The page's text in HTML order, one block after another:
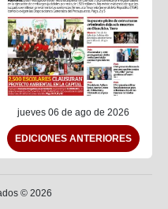
jueves 06 de ago de 2026
EDICIONES ANTERIORES
© 2026